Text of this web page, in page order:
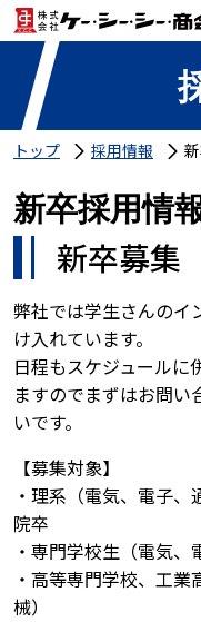
トップ 採用情報
新卒採用情
新卒募集
弊社では学生さんのイ
け入れています。
日程もスケジュールに
ますのでまずはお問
いです。
【募集対象】
・理系（電気、電子
院卒
・専門学校生（電気、
・高等専門学校、工
械）